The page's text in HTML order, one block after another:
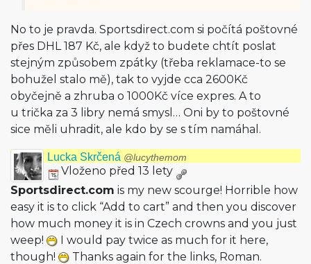
No to je pravda. Sportsdirect.com si počítá poštovné
přes DHL 187 Kč, ale když to budete chtít poslat
stejným způsobem zpátky (třeba reklamace-to se
bohužel stalo mě), tak to vyjde cca 2600Kč
obyčejně a zhruba o 1000Kč více expres. A to
u trička za 3 libry nemá smysl… Oni by to poštovné
sice měli uhradit, ale kdo by se s tím namáhal.
Lucka Skrčená @lucythemom
Vloženo před 13 lety
Sportsdirect.com is my new scourge! Horrible how
easy it is to click “Add to cart” and then you discover
how much money it is in Czech crowns and you just
weep!
I would pay twice as much for it here,
though!
Thanks again for the links, Roman.